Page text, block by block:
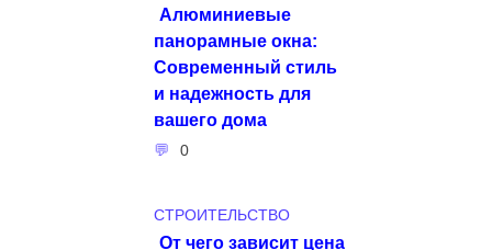
Алюминиевые
панорамные окна:
Современный стиль
и надежность для
вашего дома
0
СТРОИТЕЛЬСТВО
От чего зависит цена